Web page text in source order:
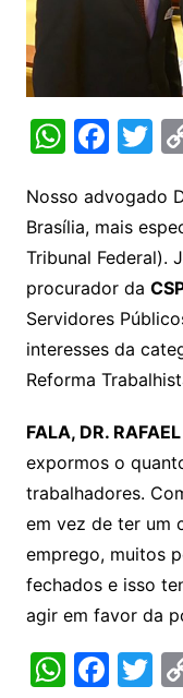
W
at
s
A
p
p
F
c
e
b
o
o
k
T
Nosso advogado
Brasília, mais
Tribunal Federal).
procurador da
Servidores
interesses da
Reforma
FALA, DR.
expormos o
trabalhadores.
em vez de ter um
emprego, muitos
fechados e isso
agir em favor da
W F T